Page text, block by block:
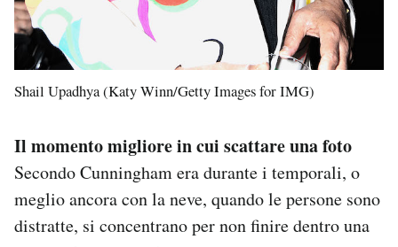
Shail Upadhya (Katy Winn/Getty Images for IMG)
Il momento migliore in cui scattare una foto
Secondo Cunningham era durante i temporali, o
meglio ancora con la neve, quando le persone sono
distratte, si concentrano per non finire dentro una